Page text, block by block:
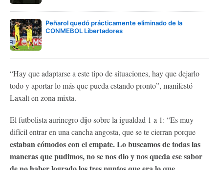
Peñarol quedó prácticamente eliminado de la
CONMEBOL Libertadores
“Hay que adaptarse a este tipo de situaciones, hay que dejarlo
todo y aportar lo más que pueda estando pronto”, manifestó
Laxalt en zona mixta.
El futbolista aurinegro dijo sobre la igualdad 1 a 1: “Es muy
difícil entrar en una cancha angosta, que se te cierran porque
estaban cómodos con el empate. Lo buscamos de todas las
maneras que pudimos, no se nos dio y nos queda ese sabor